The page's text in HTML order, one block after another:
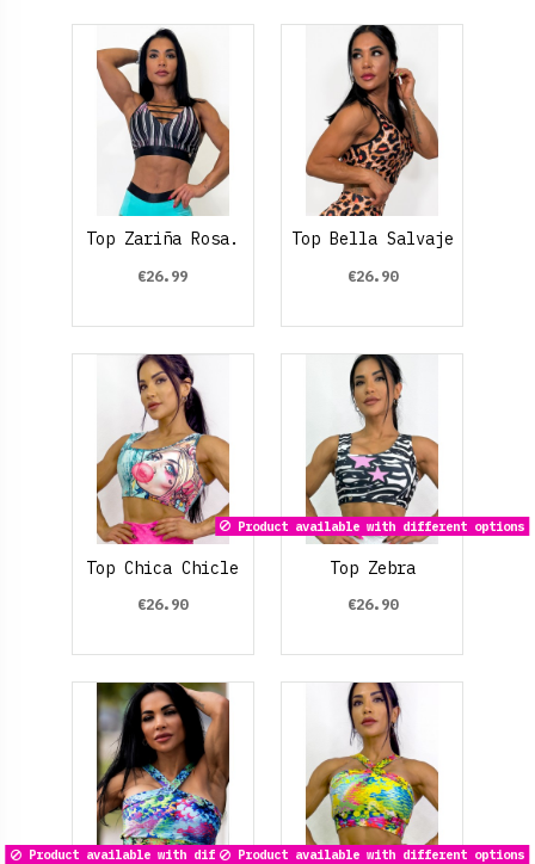
Top Zariña Rosa.
€26.99
Top Bella Salvaje
€26.90
Top Chica Chicle
€26.90
Product available with different options
Top Zebra
€26.90
Product available with different optionsProduct available with different options